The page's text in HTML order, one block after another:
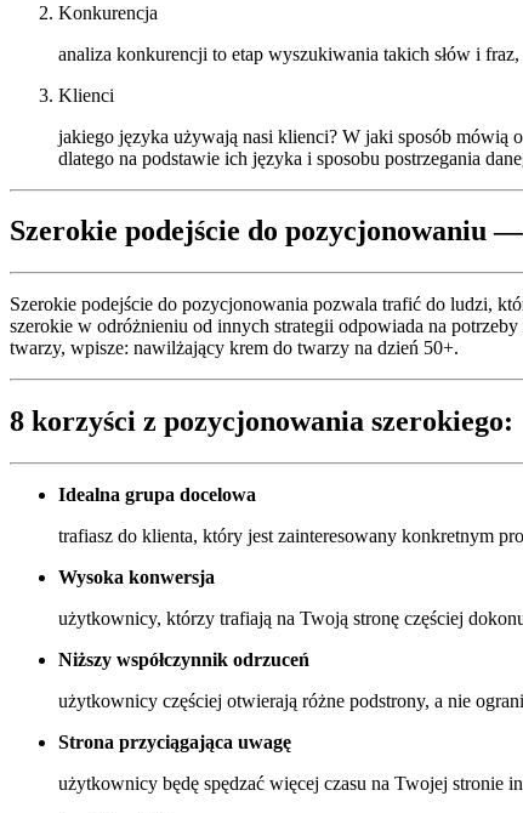
Konkurencja
analiza konkurencji to etap wyszukiwania takich słów i
Klienci
jakiego języka używają nasi klienci? W jaki sposób mówią
dlatego na podstawie ich języka i sposobu postrzegania
Szerokie podejście do pozycjonowaniu—
Szerokie podejście do pozycjonowania pozwala trafić do ludzi,
szerokie w odróżnieniu od innych strategii odpowiada na
twarzy, wpisze: nawilżający krem do twarzy na dzień 50+.
8 korzyści z pozycjonowania szerokiego:
Idealna grupa docelowa
trafiasz do klienta, który jest zainteresowany konkretnym
Wysoka konwersja
użytkownicy, którzy trafiają na Twoją stronę częściej
Niższy współczynnik odrzuceń
użytkownicy częściej otwierają różne podstrony, a nie
Strona przyciągająca uwagę
użytkownicy będę spędzać więcej czasu na Twojej stronie